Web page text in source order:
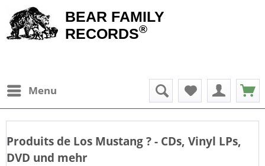
BEAR FAMILY
RECORDS®
Menu
Produits de Los Mustang? - CDs, Vinyl LPs,
DVD und mehr